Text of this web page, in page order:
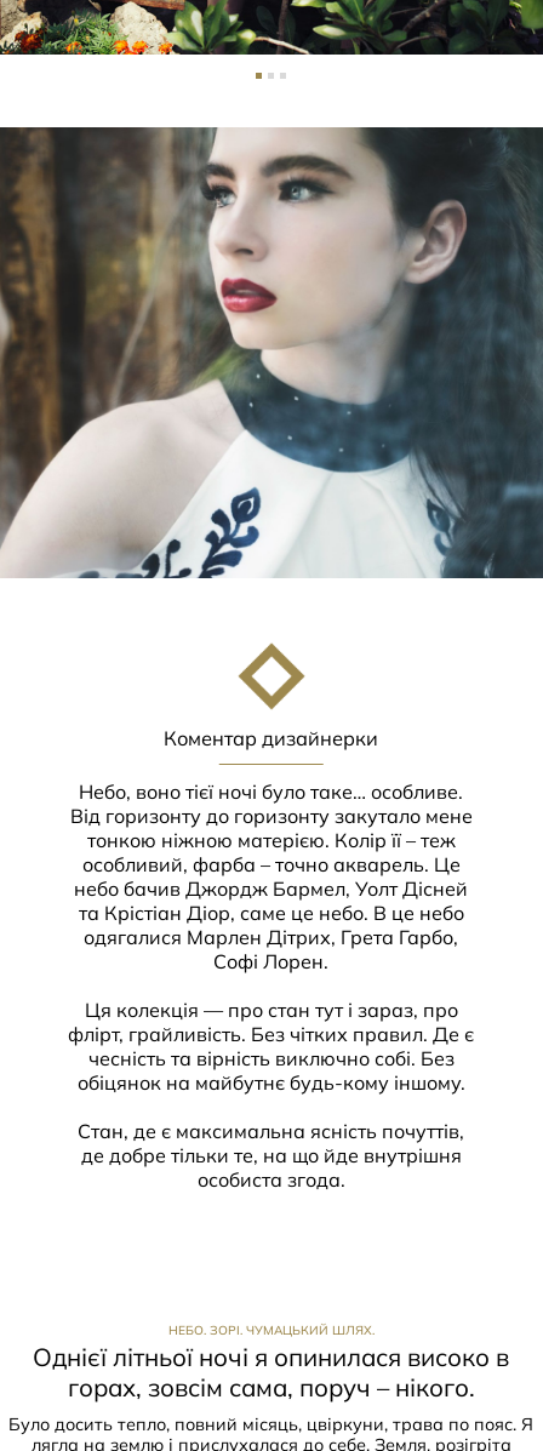
Коментар дизайнерки
Небо, воно тієї ночі було таке… особливе.
Від горизонту до горизонту закутало мене
тонкою ніжною матерією. Колір її – теж
особливий, фарба – точно акварель. Це
небо бачив Джордж Бармел, Уолт Дісней
та Крістіан Діор, саме це небо. В це небо
одягалися Марлен Дітрих, Грета Гарбо,
Софі Лорен.
Ця колекція — про стан тут і зараз, про
флірт, грайливість. Без чітких правил. Де є
чесність та вірність виключно собі. Без
обіцянок на майбутнє будь-кому іншому.
Стан, де є максимальна ясність почуттів,
де добре тільки те, на що йде внутрішня
особиста згода.
НЕБО. ЗОРІ. ЧУМАЦЬКИЙ ШЛЯХ.
Однієї літньої ночі я опинилася високо в
горах, зовсім сама, поруч – нікого.
Було досить тепло, повний місяць, цвіркуни, трава по пояс. Я
лягла на землю і прислухалася до себе. Земля, розігріта